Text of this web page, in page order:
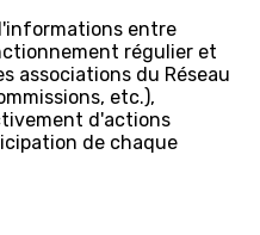
entre
régulier et
associations du Réseau
etc.),
d'actions
de chaque